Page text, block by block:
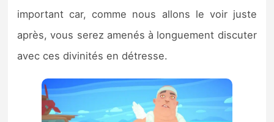
important car, comme nous allons le voir juste
après, vous serez amenés à longuement discuter
avec ces divinités en détresse.